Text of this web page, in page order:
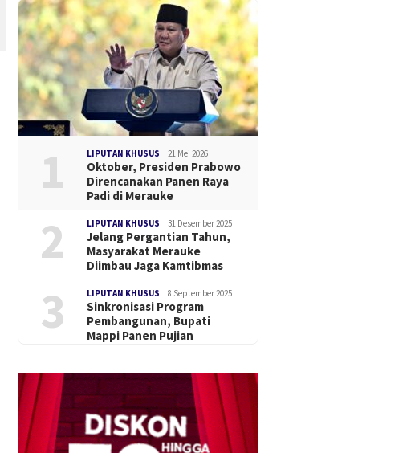
1 LIPUTAN KHUSUS 21 Mei 2026
Oktober, Presiden Prabowo
Direncanakan Panen Raya
Padi di Merauke
2 LIPUTAN KHUSUS 31 Desember 2025
Jelang Pergantian Tahun,
Masyarakat Merauke
Diimbau Jaga Kamtibmas
3 LIPUTAN KHUSUS 8 September 2025
Sinkronisasi Program
Pembangunan, Bupati
Mappi Panen Pujian